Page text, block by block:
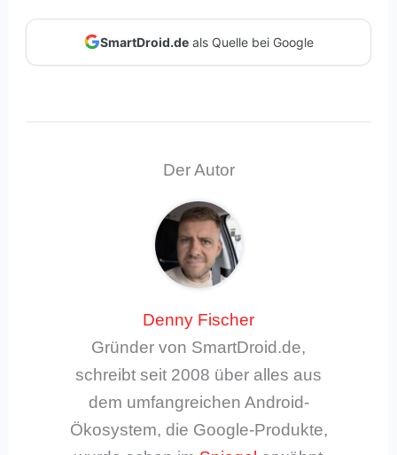
SmartDroid.deals Quelle bei Google
Der Autor
Denny Fischer
Gründer von SmartDroid.de,
schreibt seit 2008 über alles aus
dem umfangreichen Android-
Ökosystem, die Google-Produkte,